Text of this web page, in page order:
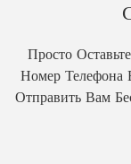
Просто
Номер
Отправить Вам